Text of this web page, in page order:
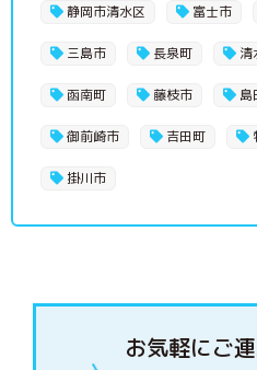
静岡市清水区 富士市
三島市 長泉町 清
函南町 藤枝市 島
御前崎市 吉田町
掛川市
お気軽にご